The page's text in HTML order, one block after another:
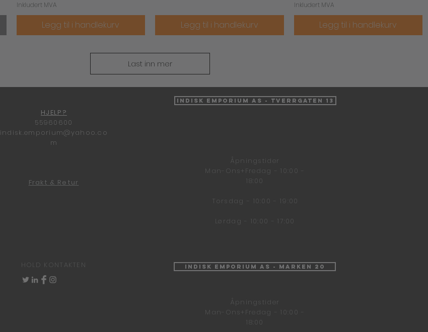
Inkludert MVA
Legg til i handlekurv Legg til i handlekurv
Inkludert MVA
Legg til i handlekurv
Last inn mer
HJELP?
55960600
indisk.emporium@yahoo.co
m
Frakt & Retur
Indisk Emporium AS - Tverrgaten 13
Åpningstider
Man-Ons+Fredag - 10:00 -
18:00
Torsdag - 10:00 - 19:00
Lørdag - 10:00 - 17:00
HOLD KONTAKTEN Indisk Emporium AS - Marken 20
Åpningstider
Man-Ons+Fredag - 10:00 -
18:00